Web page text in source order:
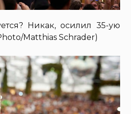
Никак, осилил 35-ую
Matthias Schrader)